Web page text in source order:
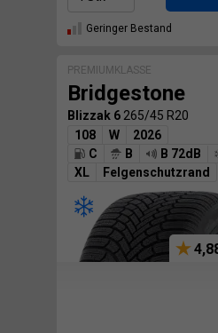
Geringer Bestand
PREMIUMKLASSE
Bridgestone
Blizzak 6 265/45 R20
108
W
2026
C
B
B 72dB
XL
Felgenschutzrand